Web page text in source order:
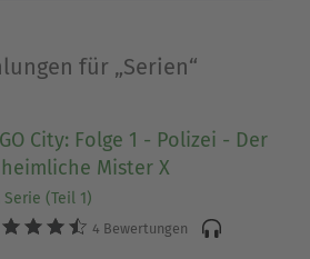
für „Serien“
City: Folge 1 - Polizei - Der
Mister X
Serie (Teil 1)
4 Bewertungen